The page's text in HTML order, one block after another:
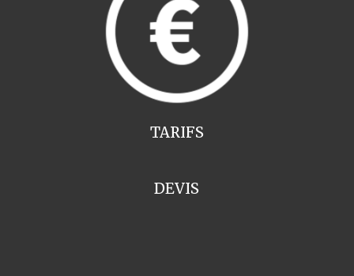
TARIFS
DEVIS